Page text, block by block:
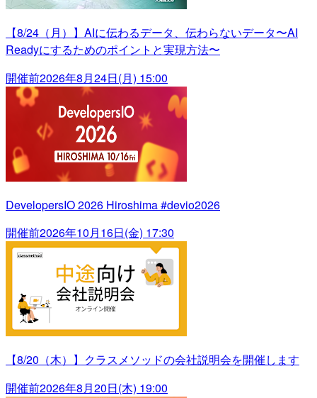
【8/24（月）】AIに伝わるデータ、伝わらないデータ〜AI
Readyにするためのポイントと実現方法〜
開催前2026年8月24日(月) 15:00
DevelopersIO 2026 Hiroshima #devio2026
開催前2026年10月16日(金) 17:30
【8/20（木）】クラスメソッドの会社説明会を開催します
開催前2026年8月20日(木) 19:00